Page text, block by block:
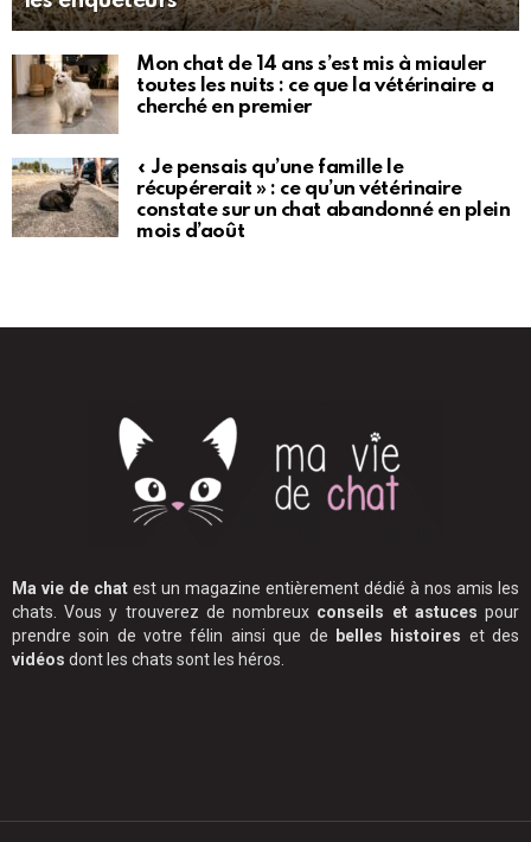
Mon chat de 14 ans s’est mis à miauler
toutes les nuits : ce que la vétérinaire a
cherché en premier
« Je pensais qu’une famille le
récupérerait » : ce qu’un vétérinaire
constate sur un chat abandonné en plein
mois d’août
Ma vie de chat est un magazine entièrement dédié à nos amis les
chats. Vous y trouverez de nombreux conseils et astuces pour
prendre soin de votre félin ainsi que de belles histoires et des
vidéos dont les chats sont les héros.